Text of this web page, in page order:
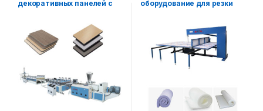
декоративных панелей с
оборудование для резки